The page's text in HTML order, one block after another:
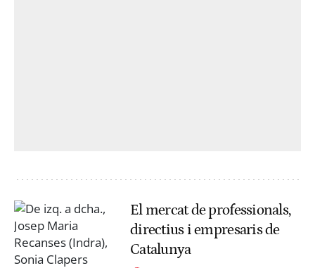
El mercat de professionals,
directius i empresaris de
Catalunya